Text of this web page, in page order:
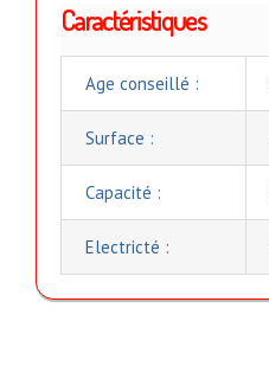
Caractéristiques
Age conseillé :
Surface :
Capacité :
Electricté :